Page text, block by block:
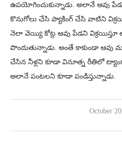
ఉపయోగించుకున్నాడు. అలానే ఆవు
కొనుగోలు చేసి ప్యాకింగ్ చేసి వాటిని
నెలా వెయ్యి కోట్ల ఆవు పేడని
పొందుతున్నాడు. అంతే కాకుండా ఆవు
చేసిన నీళ్లని కూడా వినూత్న రీతిలో
అలానే పంటలని కూడా పండిస్తున్నాడు.
October